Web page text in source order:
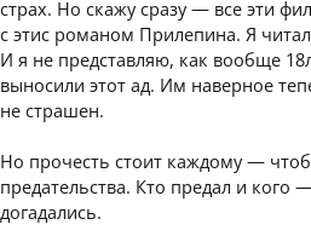
страх. Но скажу сразу — все эти
с этис романом Прилепина. Я
И я не представляю, как вообще
выносили этот ад. Им наверное
не страшен.
Но прочесть стоит каждому —
предательства. Кто предал и
догадались.